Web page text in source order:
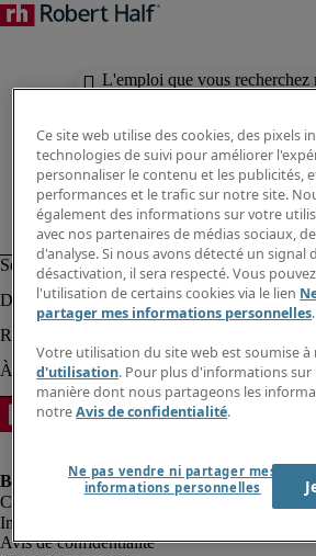
L'emploi que vous recherchez
Informations sur la société
Avis de confidentialité
Ce site web utilise des cookies, des pixels
technologies de suivi pour améliorer
personnaliser le contenu et les publicités,
performances et le trafic sur notre site.
également des informations sur votre
avec nos partenaires de médias sociaux,
d'analyse. Si nous avons détecté un signal
désactivation, il sera respecté. Vous
l'utilisation de certains cookies via le lien
partager mes informations personnelles.
Votre utilisation du site web est soumise
d'utilisation. Pour plus d'informations sur
manière dont nous partageons les
notreAvis de confidentialité.
Ne pas vendre ni partager mes
informations personnelles